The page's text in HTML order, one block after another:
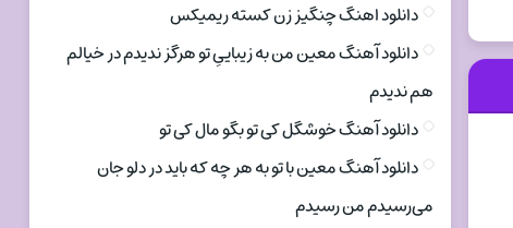
دانلود اهنگ چنگیز زن کسته ریمیکس
دانلود آهنگ معین من به زیباییِ تو هرگز ندیدم در خیالم
هم ندیدم
دانلود آهنگ خوشگل کی تو بگو مال کی تو
دانلود آهنگ معین با تو به هر چه که باید در دلو جان
می‌رسیدم من رسیدم